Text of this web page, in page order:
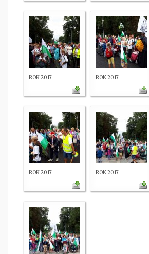
ROK 2017 ROK 2017
ROK 2017 ROK 2017